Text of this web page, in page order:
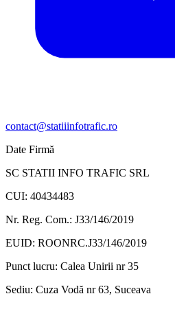
contact@statiiinfotrafic.ro
Date Firmă
SC STATII INFO TRAFIC SRL
CUI: 40434483
Nr. Reg. Com.: J33/146/2019
EUID: ROONRC.J33/146/2019
Punct lucru: Calea Unirii nr 35
Sediu: Cuza Vodă nr 63, Suceava